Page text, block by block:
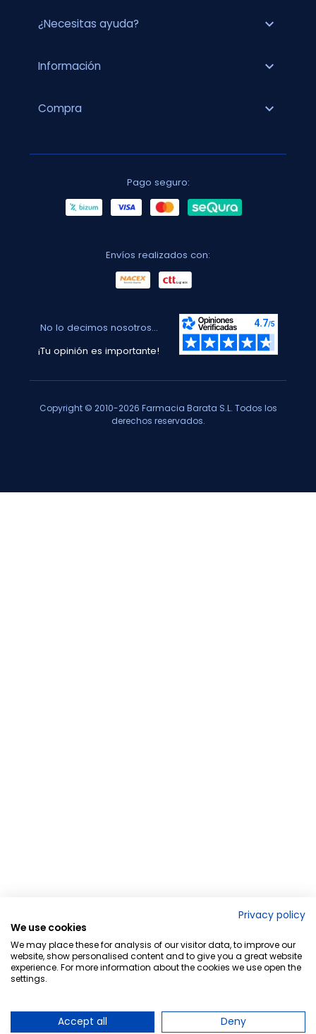
¿Necesitas ayuda? expand_more
Información expand_more
Compra expand_more
Pago seguro:
Envíos realizados con:
No lo decimos nosotros...
¡Tu opinión es importante!
Copyright © 2010-2026 Farmacia Barata S.L. Todos los
derechos reservados.
Privacy policy
We use cookies
We may place these for analysis of our visitor data, to improve our
website, show personalised content and to give you a great website
experience. For more information about the cookies we use open the
settings.
Accept all Deny